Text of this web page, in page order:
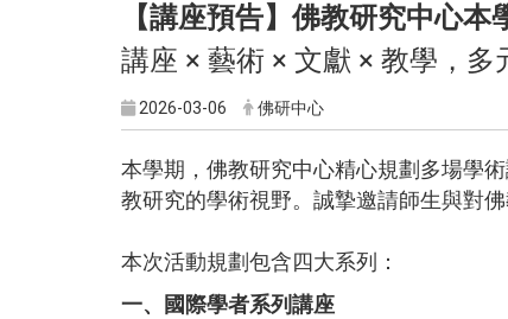
【講座預告】佛教研究中心
講座 × 藝術 × 文獻 × 教學，
2026-03-06 佛研中心
本學期，佛教研究中心精心規劃多場學
教研究的學術視野。誠摯邀請師生與對
本次活動規劃包含四大系列：
一、國際學者系列講座